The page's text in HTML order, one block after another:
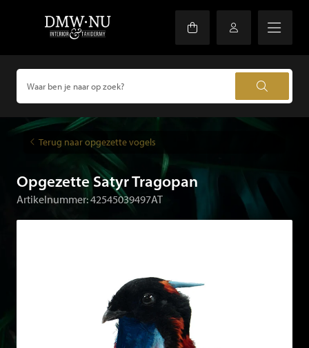
Terug naar opgezette vogels
Opgezette Satyr Tragopan
Artikelnummer: 42545039497AT